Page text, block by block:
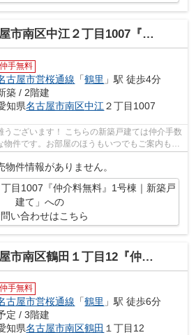
区中江２丁目1007『仲介料無料』1号棟｜新築戸建て
仲手無料
古屋市営桜通線 「鶴里 」駅 徒歩4分
築 / 2階建
知県名古屋市南区中江 ２丁目1007
うございます！ こちらの新築戸建ては仲介手数
件です。お部屋のほうもいつでもご案内もさ
物件情報がありません。
丁目1007『仲介料無料』1号棟｜新築戸
建て」への
い合わせはこちら
区鶴田１丁目12『仲介料無料』新築戸建て
仲手無料
古屋市営桜通線 「鶴里 」駅 徒歩6分
定 / 3階建
知県名古屋市南区鶴田 １丁目12